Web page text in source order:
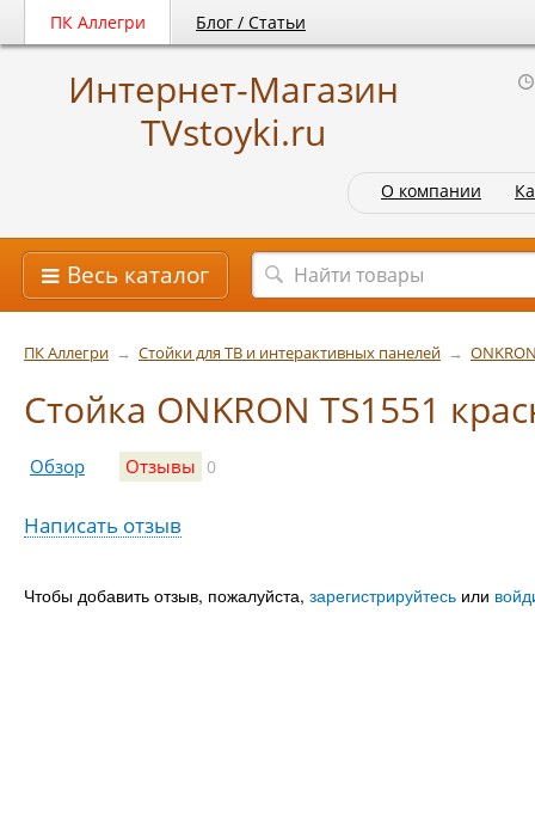
ПК Аллегри Блог / Статьи
Интернет-Магазин
TVstoyki.ru
О компании
Весь каталог
ПК Аллегри → Стойки для ТВ и интерактивных панелей →
Стойка ONKRON TS1551
Обзор Отзывы 0
Написать отзыв
Чтобы добавить отзыв, пожалуйста, зарегистрируйтесь или